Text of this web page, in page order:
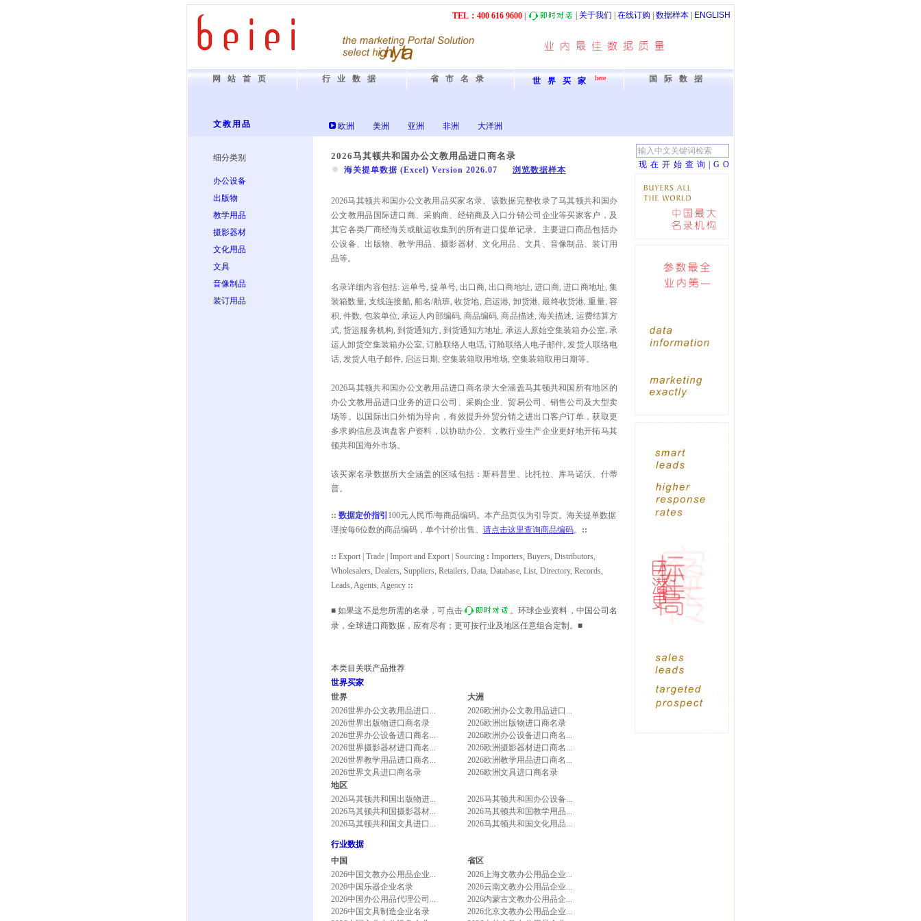
关于我们 在线订购 数据样本 ENGLISH
TEL：400 616 9600
网站首页 行业数据 省市名录 世界买家 here 国际数据
文教用品 欧洲 美洲 亚洲 非洲 大洋洲
细分类别
办公设备
出版物
教学用品
摄影器材
文化用品
文具
音像制品
装订用品
2026马其顿共和国办公文教用品进口商名录
海关提单数据 (Excel) Version 2026.07 浏览数据样本
2026马其顿共和国办公文教用品买家名录。该数据完整收录了马其顿共和国办
公文教用品国际进口商、采购商、经销商及入口分销公司企业等买家客户，及
其它各类厂商经海关或航运收集到的所有进口提单记录。主要进口商品包括办
公设备、出版物、教学用品、摄影器材、文化用品、文具、音像制品、装订用
品等。
名录详细内容包括: 运单号, 提单号, 出口商, 出口商地址, 进口商, 进口商地址, 集
装箱数量, 支线连接船, 船名/航班, 收货地, 启运港, 卸货港, 最终收货港, 重量, 容
积, 件数, 包装单位, 承运人内部编码, 商品编码, 商品描述, 海关描述, 运费结算方
式, 货运服务机构, 到货通知方, 到货通知方地址, 承运人原始空集装箱办公室, 承
运人卸货空集装箱办公室, 订舱联络人电话, 订舱联络人电子邮件, 发货人联络电
话, 发货人电子邮件, 启运日期, 空集装箱取用堆场, 空集装箱取用日期等。
2026马其顿共和国办公文教用品进口商名录大全涵盖马其顿共和国所有地区的
办公文教用品进口业务的进口公司、采购企业、贸易公司、销售公司及大型卖
场等。以国际出口外销为导向，有效提升外贸分销之进出口客户订单，获取更
多求购信息及询盘客户资料，以协助办公、文教行业生产企业更好地开拓马其
顿共和国海外市场。
该买家名录数据所大全涵盖的区域包括：斯科普里、比托拉、库马诺沃、什蒂
普。
:: 数据定价指引 100元人民币/每商品编码。本产品页仅为引导页。海关提单数据
谨按每6位数的商品编码，单个计价出售。 请点击这里查询商品编码。 ::
:: Export | Trade | Import and Export | Sourcing : Importers, Buyers, Distributors,
Wholesalers, Dealers, Suppliers, Retailers, Data, Database, List, Directory, Records,
Leads, Agents, Agency ::
■ 如果这不是您所需的名录，可点击
。环球企业资料，中国公司名
录，全球进口商数据，应有尽有；更可按行业及地区任意组合定制。■
本类目关联产品推荐
世界买家
世界
2026世界办公文教用品进口...
2026世界出版物进口商名录
2026世界办公设备进口商名...
2026世界摄影器材进口商名...
2026世界教学用品进口商名...
2026世界文具进口商名录
大洲
2026欧洲办公文教用品进口...
2026欧洲出版物进口商名录
2026欧洲办公设备进口商名...
2026欧洲摄影器材进口商名...
2026欧洲教学用品进口商名...
2026欧洲文具进口商名录
地区
2026马其顿共和国出版物进...
2026马其顿共和国办公设备...
2026马其顿共和国摄影器材...
2026马其顿共和国教学用品...
2026马其顿共和国文具进口...
2026马其顿共和国文化用品...
行业数据
中国
2026中国文教办公用品企业...
2026中国乐器企业名录
2026中国办公用品代理公司...
2026中国文具制造企业名录
省区
2026上海文教办公用品企业...
2026云南文教办公用品企业...
2026内蒙古文教办公用品企...
2026北京文教办公用品企业...
现在开始查询|G O